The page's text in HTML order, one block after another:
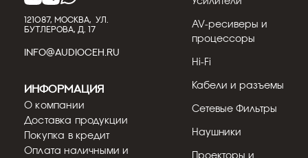
121087, МОСКВА, УЛ.
БУТЛЕРОВА, Д. 17
INFO@AUDIOCEH.RU
AV-ресиверы и
процессоры
Hi-Fi
Кабели и разъемы
Сетевые Фильтры
Наушники
Информация
О компании
Доставка продукции
Покупка в кредит
Оплата наличными и